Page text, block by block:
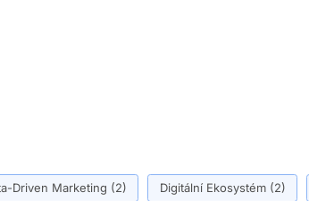
Driven Marketing (2) Digitální Ekosystém(2)